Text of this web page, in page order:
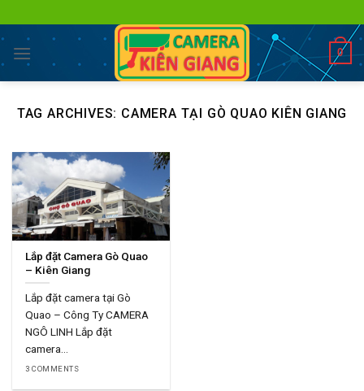
to
content
0
TAG ARCHIVES: CAMERA TẠI GÒ QUAO KIÊN GIANG
Lắp đặt Camera Gò Quao
– Kiên Giang
Lắp đặt camera tại Gò
Quao – Công Ty CAMERA
NGÔ LINH Lắp đặt
camera...
3 COMMENTS